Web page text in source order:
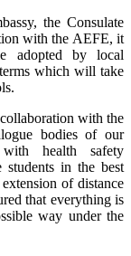
the Consulate
with the AEFE, it
adopted by local
which will take
with the
bodies of our
health safety
in the best
of distance
that everything is
way under the